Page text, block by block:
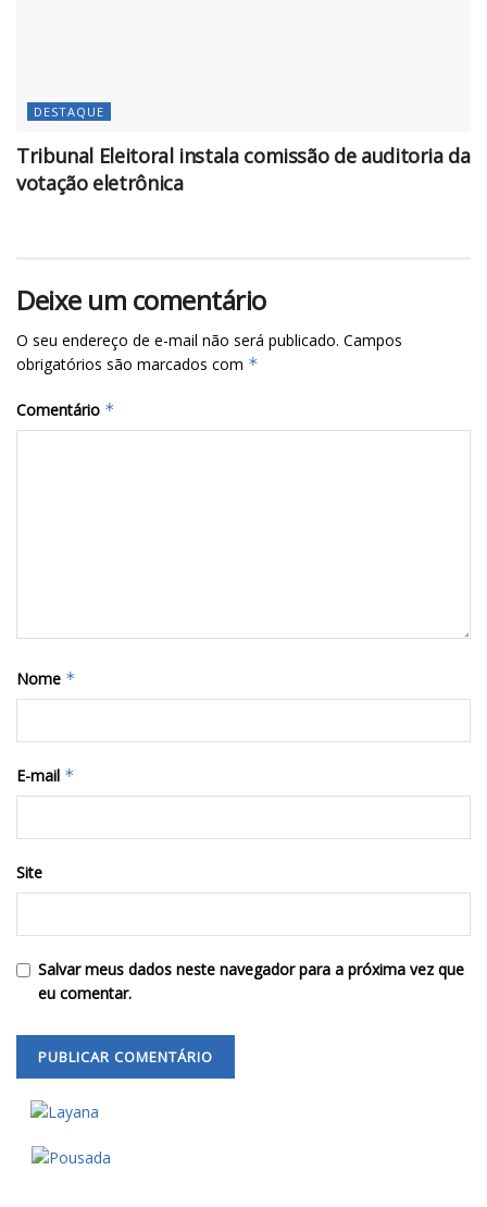
DESTAQUE
Tribunal Eleitoral instala comissão de auditoria da
votação eletrônica
Deixe um comentário
O seu endereço de e-mail não será publicado. Campos
obrigatórios são marcados com *
Comentário *
Nome *
E-mail *
Site
Salvar meus dados neste navegador para a próxima vez que
eu comentar.